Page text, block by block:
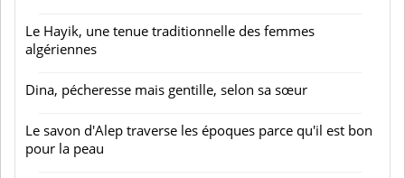
Le Hayik, une tenue traditionnelle des femmes
algériennes
Dina, pécheresse mais gentille, selon sa sœur
Le savon d'Alep traverse les époques parce qu'il est bon
pour la peau